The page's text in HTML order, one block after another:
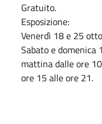
Gratuito.
Esposizione:
Venerdì 18 e 25
Sabato e
mattina dalle ore
ore 15 alle ore 21.